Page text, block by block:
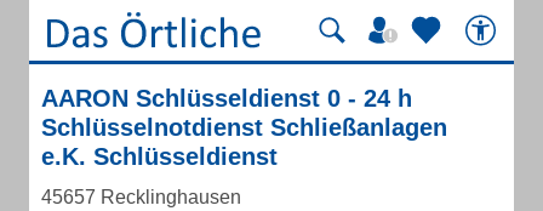
AARON Schlüsseldienst 0 - 24 h
Schlüsselnotdienst Schließanlagen
e.K. Schlüsseldienst
45657 Recklinghausen